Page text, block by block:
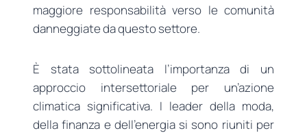
maggiore responsabilità verso le comunità
danneggiate da questo settore.
È stata sottolineata l’importanza di un
approccio intersettoriale per un’azione
climatica significativa. I leader della moda,
della finanza e dell’energia si sono riuniti per